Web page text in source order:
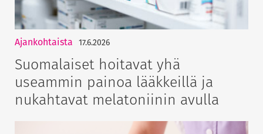
Ajankohtaista 17.6.2026
Suomalaiset hoitavat yhä
useammin painoa lääkkeillä ja
nukahtavat melatoniinin avulla